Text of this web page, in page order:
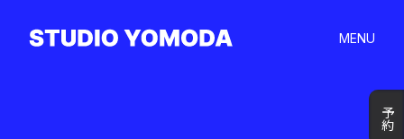
MENU
予約
予約